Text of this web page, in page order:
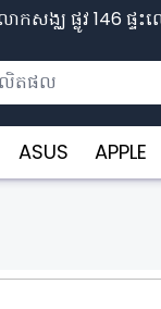
សង្ឈ ផ្លូវ​ 146 ផ្ទ
ASUS APPLE